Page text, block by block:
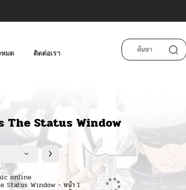
หมด ติดต่อเรา
The Status Window